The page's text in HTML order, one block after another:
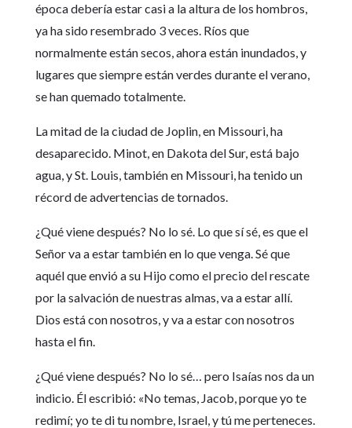
época debería estar casi a la altura de los hombros,
ya ha sido resembrado 3 veces. Ríos que
normalmente están secos, ahora están inundados, y
lugares que siempre están verdes durante el verano,
se han quemado totalmente.
La mitad de la ciudad de Joplin, en Missouri, ha
desaparecido. Minot, en Dakota del Sur, está bajo
agua, y St. Louis, también en Missouri, ha tenido un
récord de advertencias de tornados.
¿Qué viene después? No lo sé. Lo que sí sé, es que el
Señor va a estar también en lo que venga. Sé que
aquél que envió a su Hijo como el precio del rescate
por la salvación de nuestras almas, va a estar allí.
Dios está con nosotros, y va a estar con nosotros
hasta el fin.
¿Qué viene después? No lo sé… pero Isaías nos da un
indicio. Él escribió: «No temas, Jacob, porque yo te
redimí; yo te di tu nombre, Israel, y tú me perteneces.